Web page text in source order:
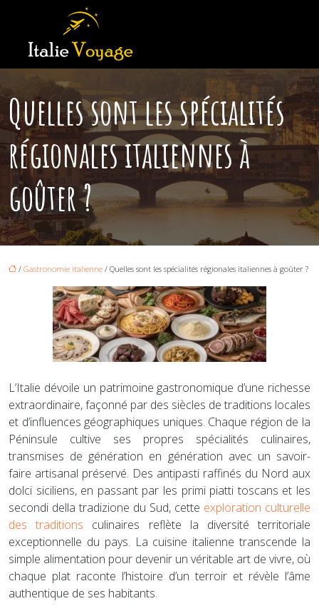
Quelles sont les spécialités
régionales italiennes à
goûter ?
/ Gastronomie italienne / Quelles sont les spécialités régionales italiennes à goûter ?
L’Italie dévoile un patrimoine gastronomique d’une richesse
extraordinaire, façonné par des siècles de traditions locales
et d’influences géographiques uniques. Chaque région de la
Péninsule cultive ses propres spécialités culinaires,
transmises de génération en génération avec un savoir-
faire artisanal préservé. Des antipasti raffinés du Nord aux
dolci siciliens, en passant par les primi piatti toscans et les
secondi della tradizione du Sud, cette exploration culturelle
des traditions culinaires reflète la diversité territoriale
exceptionnelle du pays. La cuisine italienne transcende la
simple alimentation pour devenir un véritable art de vivre, où
chaque plat raconte l’histoire d’un terroir et révèle l’âme
authentique de ses habitants.